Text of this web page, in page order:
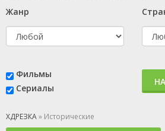
Жанр
Фильмы
Сериалы
ХДРЕЗКА» Исторические